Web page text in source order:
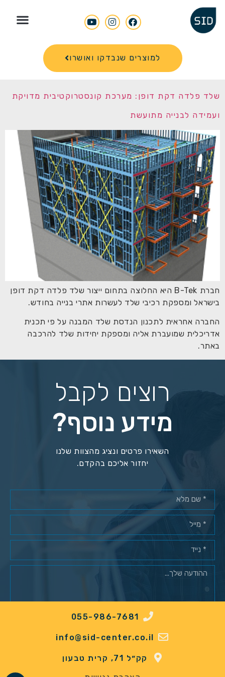
למוצרים שנבדקו ואושרו
שלד פלדה דקת דופן: מערכת קונסטרוקטיבית מדויקת
ועמידה לבנייה מתועשת
חברת B-Tek היא החלוצה בתחום ייצור שלד פלדה דקת דופן
בישראל ומספקת רכיבי שלד לעשרות אתרי בנייה בחודש.
החברה אחראית לתכנון הנדסת שלד המבנה על פי תכנית
אדריכלית שמועברת אליה ומספקת יחידות שלד להרכבה
באתר.
רוצים לקבל
מידע נוסף?
השאירו פרטים ונציג מהצוות שלנו
יחזור אליכם בהקדם.
מאשר/ת רישום למאגר לקוחות*
055-986-7681
info@sid-center.co.il
קק״ל 71, קרית טבעון